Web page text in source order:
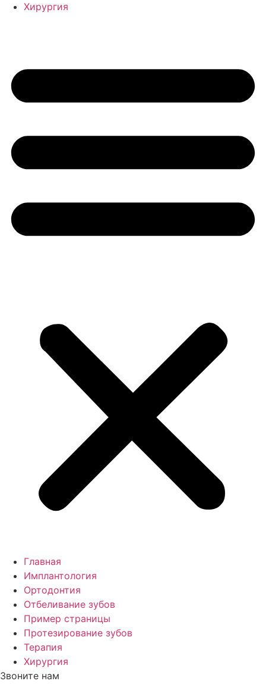
Хирургия
Главная
Имплантология
Ортодонтия
Отбеливание зубов
Пример страницы
Протезирование зубов
Терапия
Хирургия
Звоните нам